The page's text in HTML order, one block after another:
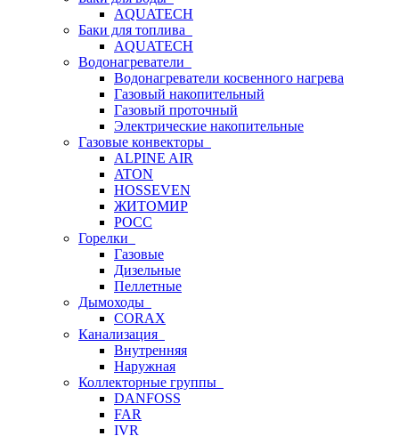
AQUATECH
Баки для топлива
AQUATECH
Водонагреватели
Водонагреватели косвенного нагрева
Газовый накопительный
Газовый проточный
Электрические накопительные
Газовые конвекторы
ALPINE AIR
ATON
HOSSEVEN
ЖИТОМИР
РОСС
Горелки
Газовые
Дизельные
Пеллетные
Дымоходы
CORAX
Канализация
Внутренняя
Наружная
Коллекторные группы
DANFOSS
FAR
IVR